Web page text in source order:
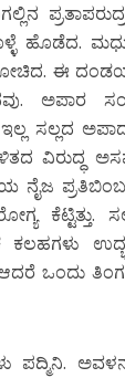
ಹೊಡೆದ.
ದೋಚಿದ. ಈ
ಅಪಾರ
ಸಲ್ಲದ
ವಿರುದ್ಧ
ಕೆಟ್ಟಿತ್ತು.
ಕಲಹಗಳು
ಒಂದು
ಪದ್ಮಿನಿ.